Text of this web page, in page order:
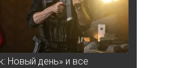
Новый день» и все